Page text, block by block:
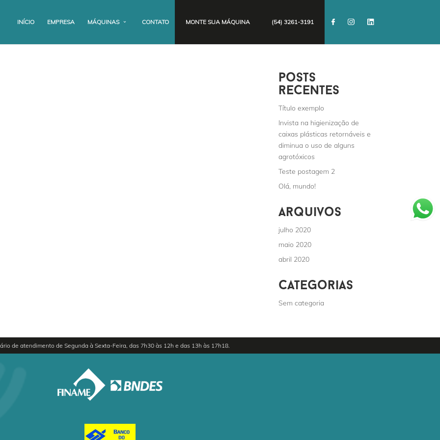
INÍCIO EMPRESA MÁQUINAS CONTATO MONTE SUA MÁQUINA (54) 3261-3191
posts
recentes
Título exemplo
Invista na higienização de
caixas plásticas retornáveis e
diminua o uso de alguns
agrotóxicos
Teste postagem 2
Olá, mundo!
arquivos
julho 2020
maio 2020
abril 2020
categorias
Sem categoria
de atendimento de Segunda à Sexta-Feira, das 7h30 às 12h e das 13h às 17h18.